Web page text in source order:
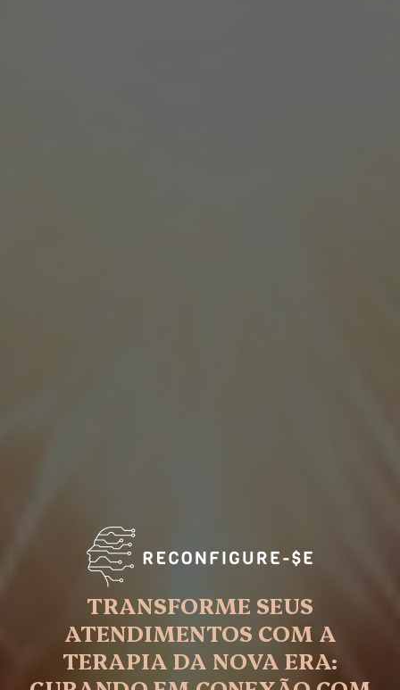
TRANSFORME SEUS
ATENDIMENTOS COM A
TERAPIA DA NOVA ERA: